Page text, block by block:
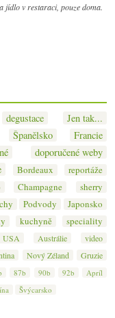
jídlo v restaraci, pouze doma.
degustace
Jen tak...
Španělsko
Francie
doporučené weby
Bordeaux
reportáže
Champagne
sherry
Podvody
Japonsko
kuchyně
speciality
USA Austrálie
video
Nový Zéland
Gruzie
87b 90b 92b
Apríl
Švýcarsko